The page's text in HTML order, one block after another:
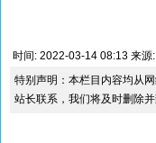
时间: 2022-03-14 08:13 来源:
特别声明：本栏目内容均从
站长联系，我们将及时删除并